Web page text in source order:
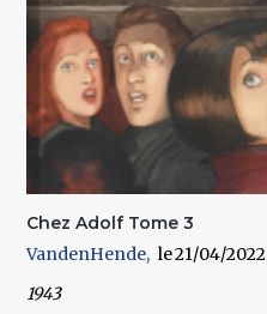
Chez Adolf Tome 3
VandenHende
21/04/2022
1943